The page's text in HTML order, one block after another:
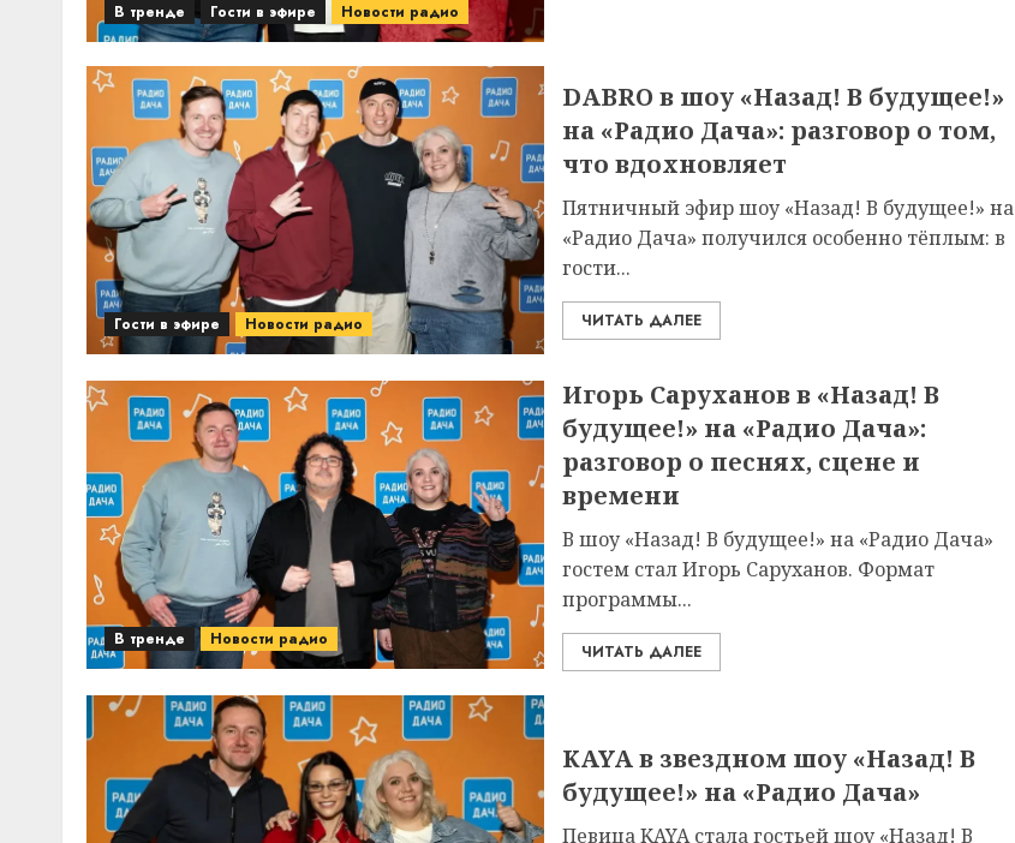
В тренде Гости в эфире Новости радио
Гости в эфире Новости радио
DABRO в шоу «Назад! В будущее!»
на «Радио Дача»: разговор о том,
что вдохновляет
Пятничный эфир шоу «Назад! В будущее!» на
«Радио Дача» получился особенно тёплым: в
гости...
ЧИТАТЬ ДАЛЕЕ
В тренде Новости радио
Игорь Саруханов в «Назад! В
будущее!» на «Радио Дача»:
разговор о песнях, сцене и
времени
В шоу «Назад! В будущее!» на «Радио Дача»
гостем стал Игорь Саруханов. Формат
программы...
ЧИТАТЬ ДАЛЕЕ
KAYA в звездном шоу «Назад! В
будущее!» на «Радио Дача»
Певица KAYA стала гостьей шоу «Назад! В